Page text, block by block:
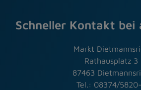
Schneller Kontakt bei
Markt
Rathausplatz 3
87463
Tel.: 08374/